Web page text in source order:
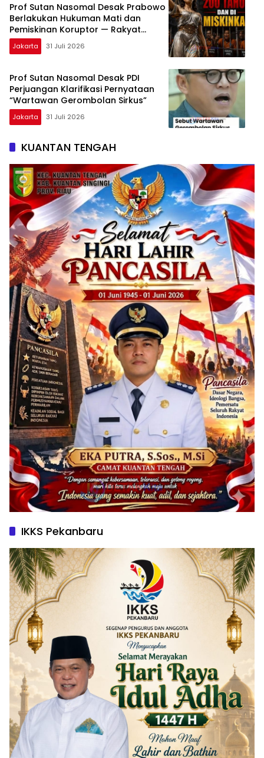
Prof Sutan Nasomal Desak Prabowo
Berlakukan Hukuman Mati dan
Pemiskinan Koruptor — Rakyat
Tunggu Keputusan
Jakarta 31 Juli 2026
Prof Sutan Nasomal Desak PDI
Perjuangan Klarifikasi Pernyataan
“Wartawan Gerombolan Sirkus”
Jakarta 31 Juli 2026
KUANTAN TENGAH
IKKS Pekanbaru